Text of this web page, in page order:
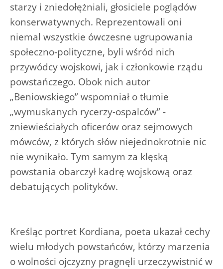
starzy i zniedołężniali, głosiciele poglądów
konserwatywnych. Reprezentowali oni
niemal wszystkie ówczesne ugrupowania
społeczno-polityczne, byli wśród nich
przywódcy wojskowi, jak i członkowie rządu
powstańczego. Obok nich autor
„Beniowskiego” wspomniał o tłumie
„wymuskanych rycerzy-ospalców” -
zniewieściałych oficerów oraz sejmowych
mówców, z których słów niejednokrotnie nic
nie wynikało. Tym samym za klęską
powstania obarczył kadrę wojskową oraz
debatujących polityków.
Kreśląc portret Kordiana, poeta ukazał cechy
wielu młodych powstańców, którzy marzenia
o wolności ojczyzny pragnęli urzeczywistnić w